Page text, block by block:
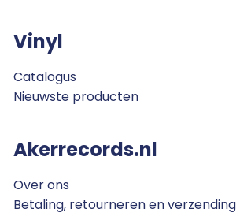
Vinyl
Catalogus
Nieuwste producten
Akerrecords.nl
Over ons
Betaling, retourneren en verzending